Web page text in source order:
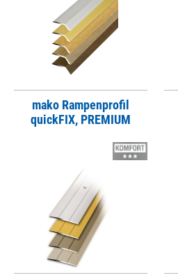
mako Rampenprofil
quickFIX, PREMIUM